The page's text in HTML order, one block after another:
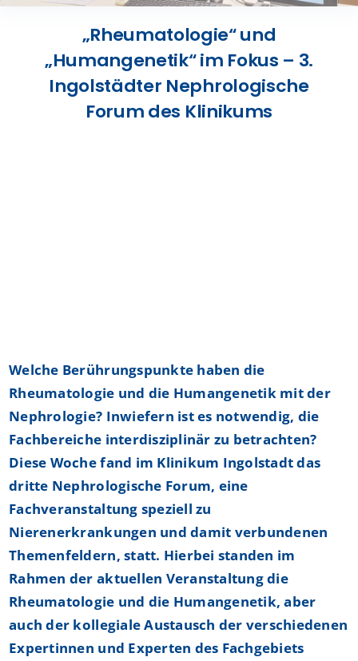
Kontakt
„Rheumatologie“ und
„Humangenetik“ im Fokus – 3.
Ingolstädter Nephrologische
Forum des Klinikums
Welche Berührungspunkte haben die
Rheumatologie und die Humangenetik mit der
Nephrologie? Inwiefern ist es notwendig, die
Fachbereiche interdisziplinär zu betrachten?
Diese Woche fand im Klinikum Ingolstadt das
dritte Nephrologische Forum, eine
Fachveranstaltung speziell zu
Nierenerkrankungen und damit verbundenen
Themenfeldern, statt. Hierbei standen im
Rahmen der aktuellen Veranstaltung die
Rheumatologie und die Humangenetik, aber
auch der kollegiale Austausch der verschiedenen
Expertinnen und Experten des Fachgebiets